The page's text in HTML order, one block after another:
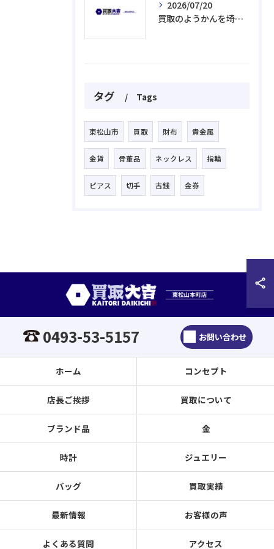
2026/07/20
買取のようかんを埼玉県富士見市で高く売るための比較ポイントと手続きの流れ
タグ Tags
東松山市 買取 財布 貴金属
金貨 骨董品 ネックレス 指輪
ピアス 切手 古銭 金券
0493-53-5157 お問い合わせ
ホーム コンセプト
店長ご挨拶 買取について
ブランド品 金
時計 ジュエリー
バッグ 買取実績
最新情報 お客様の声
よくある質問 アクセス